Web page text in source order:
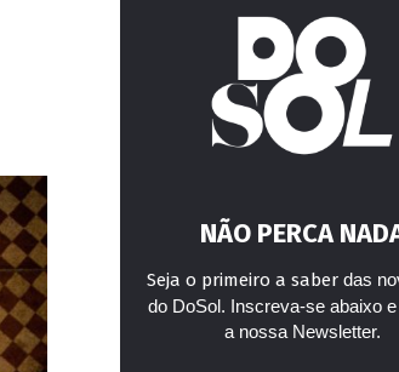
NÃO PERCA
Seja o primeiro a saberdas
do DoSol. Inscreva-se abaixo
a nossa Newsletter.